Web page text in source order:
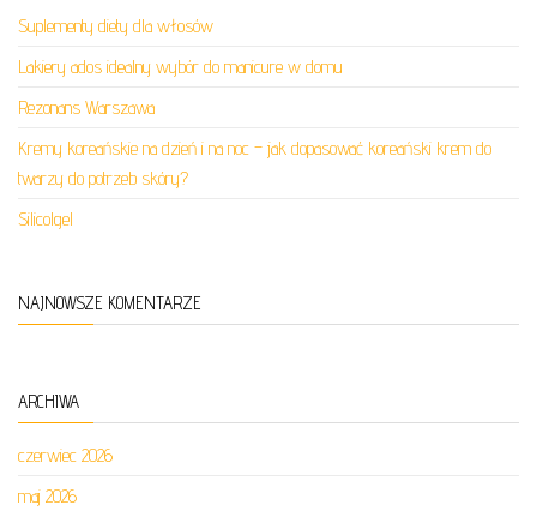
Suplementy diety dla włosów
Lakiery ados idealny wybór do manicure w domu
Rezonans Warszawa
Kremy koreańskie na dzień i na noc – jak dopasować koreański krem do
twarzy do potrzeb skóry?
Silicolgel
NAJNOWSZE KOMENTARZE
ARCHIWA
czerwiec 2026
maj 2026